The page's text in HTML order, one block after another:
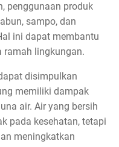
penggunaan produk
sampo, dan
ini dapat membantu
ramah lingkungan.
disimpulkan
memiliki dampak
air. Air yang bersih
pada kesehatan, tetapi
meningkatkan